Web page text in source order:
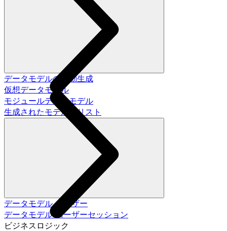
データモデルの自動生成
仮想データモデル
モジュールデータモデル
生成されたモデルのリスト
データモデル ユーザー
データモデル ユーザーセッション
ビジネスロジック